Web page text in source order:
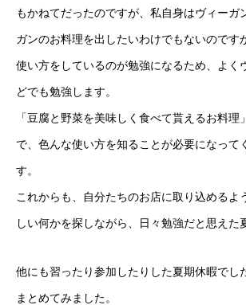
もかねてだったのですが、私自身はヴィーガ
ガンのお料理を出したいわけでもないのです
使い方をしているのが勉強になるため、よく
どでも勉強します。
「豆腐と野菜を美味しく食べて貰えるお料理
で、色んな使い方を知ることが必要になって
す。
これからも、自分たちのお店に取り込めるよ
しい何かを探しながら、日々勉強だと思えた
他にも習ったり参加したりした夏期休暇でし
まとめてみました。